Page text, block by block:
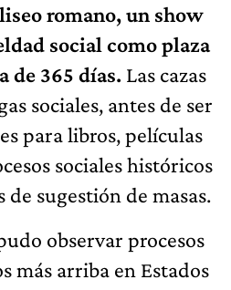
romano, un show
social como plaza
de 365 días. Las cazas
sociales, antes de ser
para libros, películas
sociales históricos
sugestión de masas.
observar procesos
más arriba en Estados